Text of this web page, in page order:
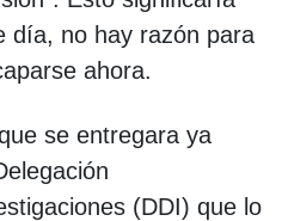
día, no hay razón para
ahora.
se entregara ya
(DDI) que lo